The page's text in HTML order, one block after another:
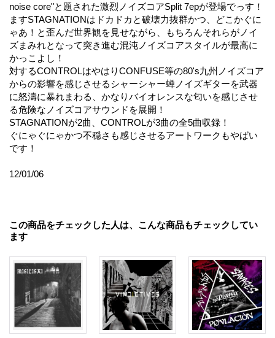
noise core"と題された激烈ノイズコアSplit 7epが登場でっす！
ますSTAGNATIONはドカドカと破壊力抜群かつ、どこかぐに
ゃあ！と歪んだ世界観を見せながら、もちろんそれらがノイ
ズまみれとなって突き進む混沌ノイズコアスタイルが最高に
かっこよし！
対するCONTROLはやはりCONFUSE等の80's九州ノイズコア
からの影響を感じさせるシャーシャー蝉ノイズギターを武器
に怒濤に暴れまわる、かなりバイオレンスな匂いを感じさせ
る危険なノイズコアサウンドを展開！
STAGNATIONが2曲、CONTROLが3曲の全5曲収録！
ぐにゃぐにゃかつ不穏さも感じさせるアートワークもやばい
です！
12/01/06
この商品をチェックした人は、こんな商品もチェックしてい
ます